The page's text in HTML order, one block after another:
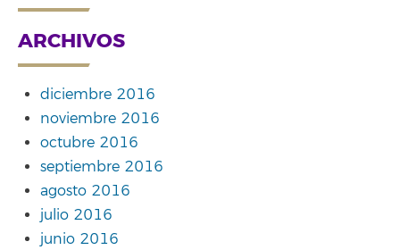
ARCHIVOS
diciembre 2016
noviembre 2016
octubre 2016
septiembre 2016
agosto 2016
julio 2016
junio 2016